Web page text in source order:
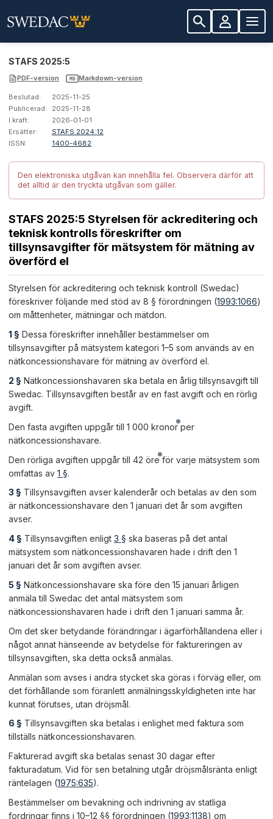
STAFS 2025:5
PDF-version MD Markdown-version
Beslutad:
2025-11-25
Publicerad:
2025-11-28
I kraft:
2026-01-01
Ersätter:
STAFS 2024:12
ISSN:
1400-4682
Den elektroniska utgåvan kan innehålla fel. Observera därför att
det alltid är den tryckta utgåvan som gäller.
STAFS 2025:5 Styrelsen för ackreditering och
teknisk kontrolls föreskrifter om
tillsynsavgifter för mätsystem för mätning av
överförd el
Styrelsen för ackreditering och teknisk kontroll (Swedac)
föreskriver följande med stöd av 8 § förordningen (1993:1066)
om måttenheter, mätningar och mätdon.
1 § Dessa föreskrifter innehåller bestämmelser om
tillsynsavgifter på mätsystem kategori 1–5 som används av en
nätkoncessionshavare för mätning av överförd el.
2 § Nätkoncessionshavaren ska betala en årlig tillsynsavgift till
Swedac. Tillsynsavgiften består av en fast avgift och en rörlig
avgift.
Den fasta avgiften uppgår till 1 000 kronorper
nätkoncessionshavare.
Den rörliga avgiften uppgår till 42 öreför varje mätsystem som
omfattas av 1 §.
3 § Tillsynsavgiften avser kalenderår och betalas av den som
är nätkoncessionshavare den 1 januari det år som avgiften
avser.
4 § Tillsynsavgiften enligt 3 § ska baseras på det antal
mätsystem som nätkoncessionshavaren hade i drift den 1
januari det år som avgiften avser.
5 § Nätkoncessionshavare ska före den 15 januari årligen
anmäla till Swedac det antal mätsystem som
nätkoncessionshavaren hade i drift den 1 januari samma år.
Om det sker betydande förändringar i ägarförhållandena eller i
något annat hänseende av betydelse för faktureringen av
tillsynsavgiften, ska detta också anmälas.
Anmälan som avses i andra stycket ska göras i förväg eller, om
det förhållande som föranlett anmälningsskyldigheten inte har
kunnat förutses, utan dröjsmål.
6 § Tillsynsavgiften ska betalas i enlighet med faktura som
tillställs nätkoncessionshavaren.
Fakturerad avgift ska betalas senast 30 dagar efter
fakturadatum. Vid för sen betalning utgår dröjsmålsränta enligt
räntelagen (1975:635).
Bestämmelser om bevakning och indrivning av statliga
fordringar finns i 10–12 §§ förordningen (1993:1138) om